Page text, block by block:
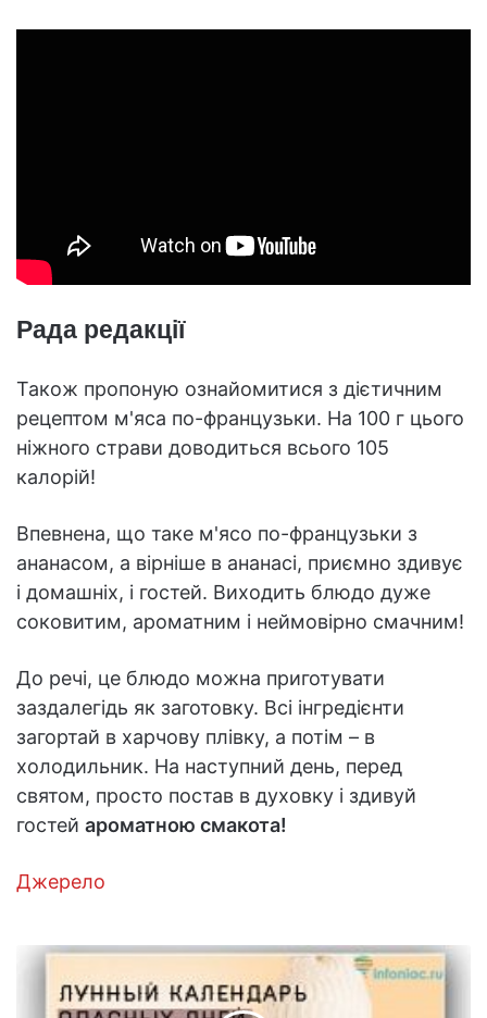
Рада редакції
Також пропоную ознайомитися з дієтичним
рецептом м'яса по-французьки. На 100 г цього
ніжного страви доводиться всього 105
калорій!
Впевнена, що таке м'ясо по-французьки з
ананасом, а вірніше в ананасі, приємно здивує
і домашніх, і гостей. Виходить блюдо дуже
соковитим, ароматним і неймовірно смачним!
До речі, це блюдо можна приготувати
заздалегідь як заготовку. Всі інгредієнти
загортай в харчову плівку, а потім – в
холодильник. На наступний день, перед
святом, просто постав в духовку і здивуй
гостей ароматною смакота!
Джерело
Місячний
операцій